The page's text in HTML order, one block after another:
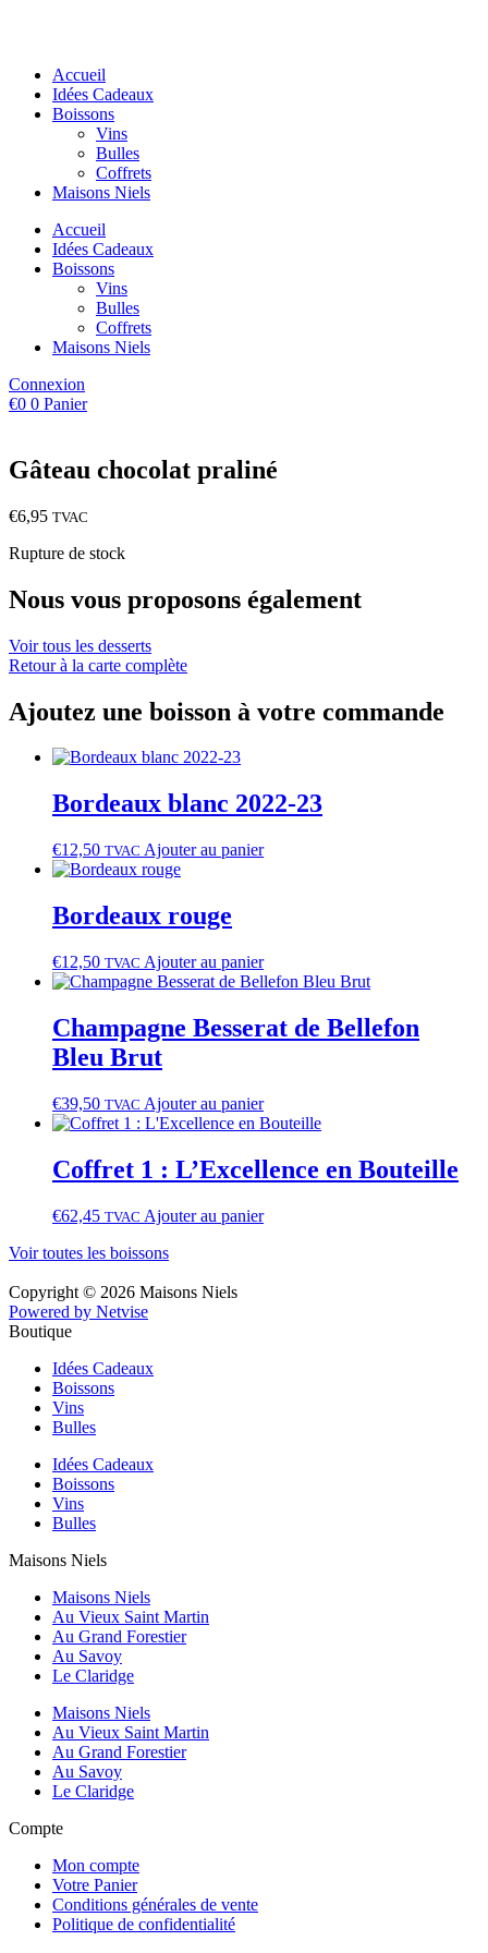
Accueil
Idées Cadeaux
Boissons
Vins
Bulles
Coffrets
Maisons Niels
Accueil
Idées Cadeaux
Boissons
Vins
Bulles
Coffrets
Maisons Niels
Connexion
€0 0 Panier
Gâteau chocolat praliné
€6,95 TVAC
Rupture de stock
Nous vous proposons également
Voir tous les desserts
Retour à la carte complète
Ajoutez une boisson à votre commande
Bordeaux blanc 2022‑23
€12,50 TVAC Ajouter au panier
Bordeaux rouge
€12,50 TVAC Ajouter au panier
Champagne Besserat de Bellefon
Bleu Brut
€39,50 TVAC Ajouter au panier
Coffret 1 : L’Excellence en Bouteille
€62,45 TVAC Ajouter au panier
Voir toutes les boissons
Copyright © 2026 Maisons Niels
Powered by Netvise
Boutique
Idées Cadeaux
Boissons
Vins
Bulles
Idées Cadeaux
Boissons
Vins
Bulles
Maisons Niels
Maisons Niels
Au Vieux Saint Martin
Au Grand Forestier
Au Savoy
Le Claridge
Maisons Niels
Au Vieux Saint Martin
Au Grand Forestier
Au Savoy
Le Claridge
Compte
Mon compte
Votre Panier
Conditions générales de vente
Politique de confidentialité